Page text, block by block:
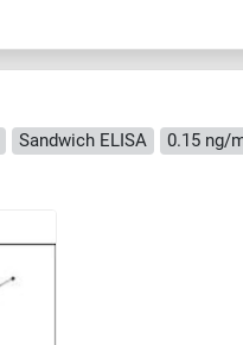
Sandwich ELISA
0.15 ng/